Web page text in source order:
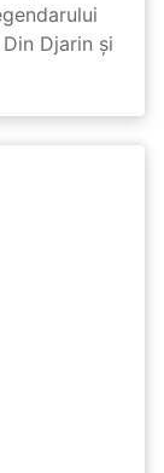
Djarin și